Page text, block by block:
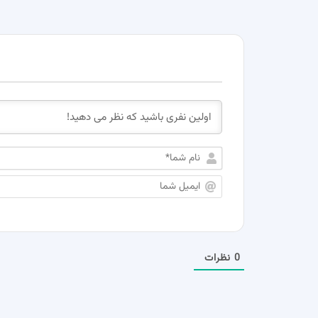
0 نظرات